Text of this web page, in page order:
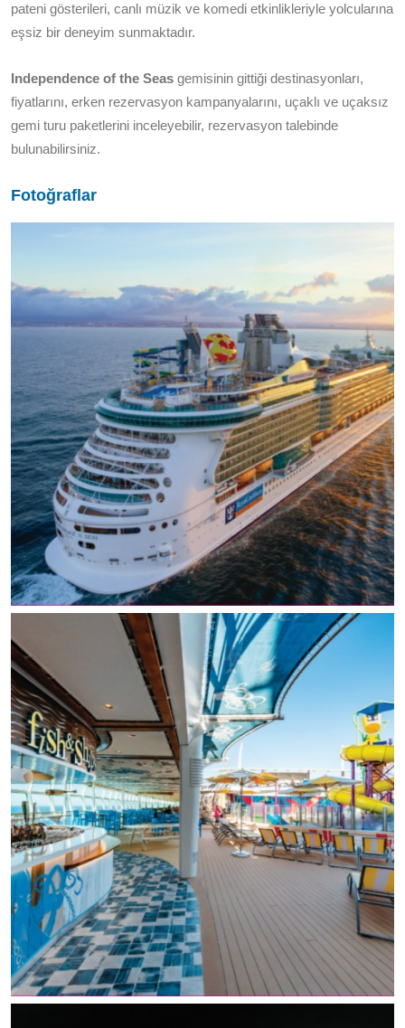
pateni gösterileri, canlı müzik ve komedi etkinlikleriyle yolcularına
eşsiz bir deneyim sunmaktadır.
Independence of the Seas gemisinin gittiği destinasyonları,
fiyatlarını, erken rezervasyon kampanyalarını, uçaklı ve uçaksız
gemi turu paketlerini inceleyebilir, rezervasyon talebinde
bulunabilirsiniz.
Fotoğraflar